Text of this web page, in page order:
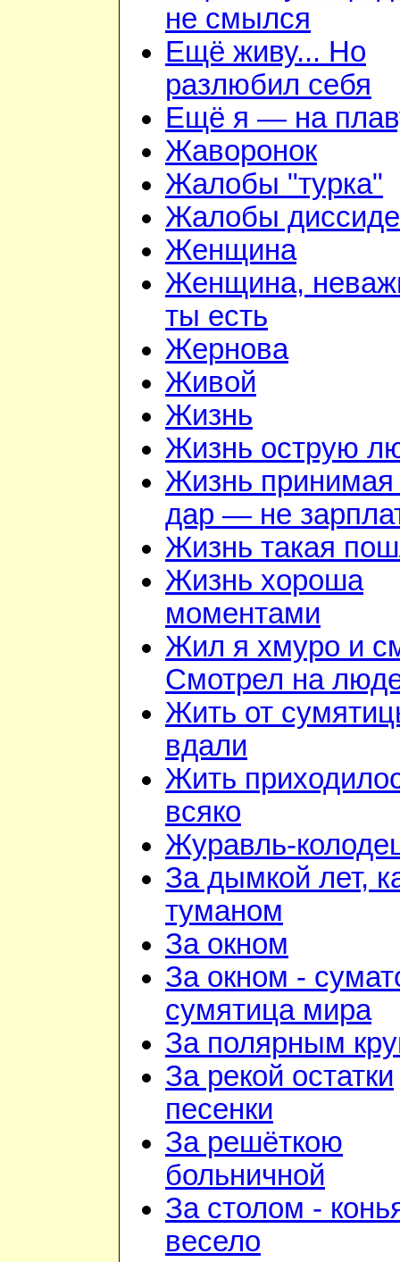
не смылся
Ещё живу... Но
разлюбил себя
Ещё я — на
Жаворонок
Жалобы "турка"
Жалобы
Женщина
Женщина,
ты есть
Жернова
Живой
Жизнь
Жизнь острую
Жизнь принимая
дар — не
Жизнь такая
Жизнь хороша
моментами
Жил я хмуро и
Смотрел на
Жить от
вдали
Жить
всяко
Журавль-
За дымкой лет,
туманом
За окном
За окном -
сумятица мира
За полярным
За рекой остатки
песенки
За решёткою
больничной
За столом -
весело